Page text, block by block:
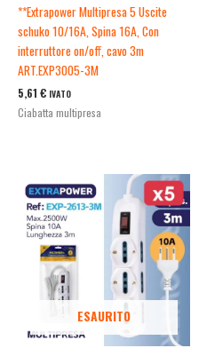
**Extrapower Multipresa 5 Uscite
schuko 10/16A, Spina 16A, Con
interruttore on/off, cavo 3m
ART.EXP3005-3M
5,61 € IVATO
Ciabatta multipresa
ESAURITO